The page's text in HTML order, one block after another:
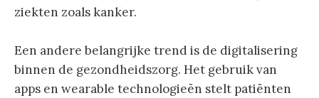
ziekten zoals kanker.
Een andere belangrijke trend is de digitalisering
binnen de gezondheidszorg. Het gebruik van
apps en wearable technologieën stelt patiënten